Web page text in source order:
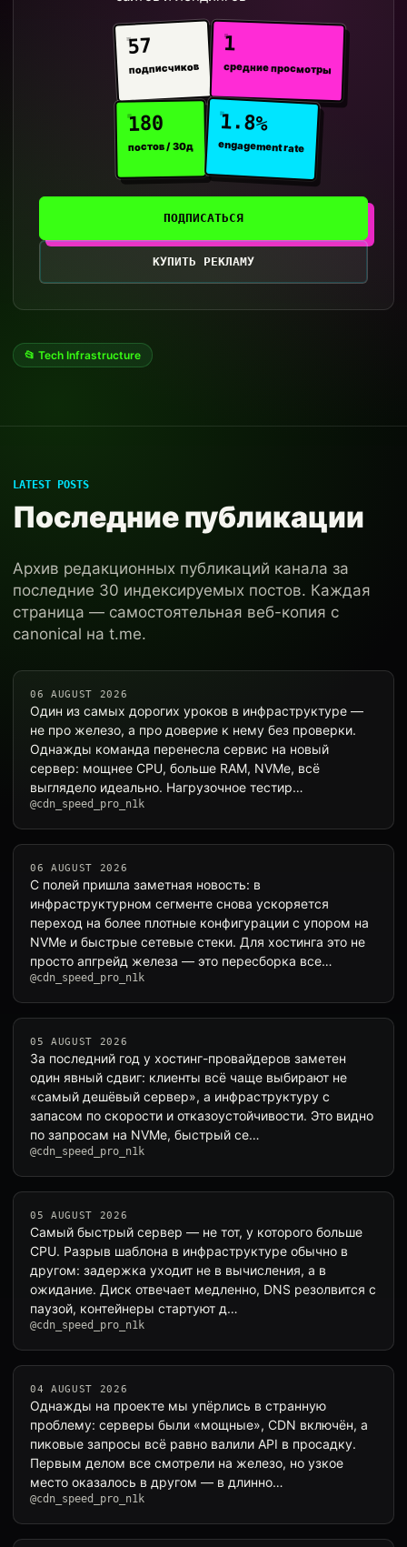
57
подписчиков
1
средние просмотры
180
постов / 30д
1.8%
engagement rate
ПОДПИСАТЬСЯ
КУПИТЬ РЕКЛАМУ
📂 Tech Infrastructure
LATEST POSTS
Последние публикации
Архив редакционных публикаций канала за
последние 30 индексируемых постов. Каждая
страница — самостоятельная веб-копия с
canonical на t.me.
06 AUGUST 2026
Один из самых дорогих уроков в инфраструктуре —
не про железо, а про доверие к нему без проверки.
Однажды команда перенесла сервис на новый
сервер: мощнее CPU, больше RAM, NVMe, всё
выглядело идеально. Нагрузочное тестир…
@cdn_speed_pro_n1k
06 AUGUST 2026
С полей пришла заметная новость: в
инфраструктурном сегменте снова ускоряется
переход на более плотные конфигурации с упором на
NVMe и быстрые сетевые стеки. Для хостинга это не
просто апгрейд железа — это пересборка все…
@cdn_speed_pro_n1k
05 AUGUST 2026
За последний год у хостинг-провайдеров заметен
один явный сдвиг: клиенты всё чаще выбирают не
«самый дешёвый сервер», а инфраструктуру с
запасом по скорости и отказоустойчивости. Это видно
по запросам на NVMe, быстрый се…
@cdn_speed_pro_n1k
05 AUGUST 2026
Самый быстрый сервер — не тот, у которого больше
CPU. Разрыв шаблона в инфраструктуре обычно в
другом: задержка уходит не в вычисления, а в
ожидание. Диск отвечает медленно, DNS резолвится с
паузой, контейнеры стартуют д…
@cdn_speed_pro_n1k
04 AUGUST 2026
Однажды на проекте мы упёрлись в странную
проблему: серверы были «мощные», CDN включён, а
пиковые запросы всё равно валили API в просадку.
Первым делом все смотрели на железо, но узкое
место оказалось в другом — в длинно…
@cdn_speed_pro_n1k